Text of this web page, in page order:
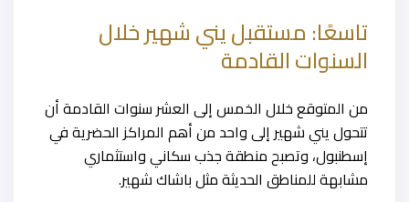
تاسعًا: مستقبل يني شهير خلال
السنوات القادمة
من المتوقع خلال الخمس إلى العشر سنوات القادمة أن
تتحول يني شهير إلى واحد من أهم المراكز الحضرية في
إسطنبول، وتصبح منطقة جذب سكاني واستثماري
مشابهة للمناطق الحديثة مثل باشاك شهير.